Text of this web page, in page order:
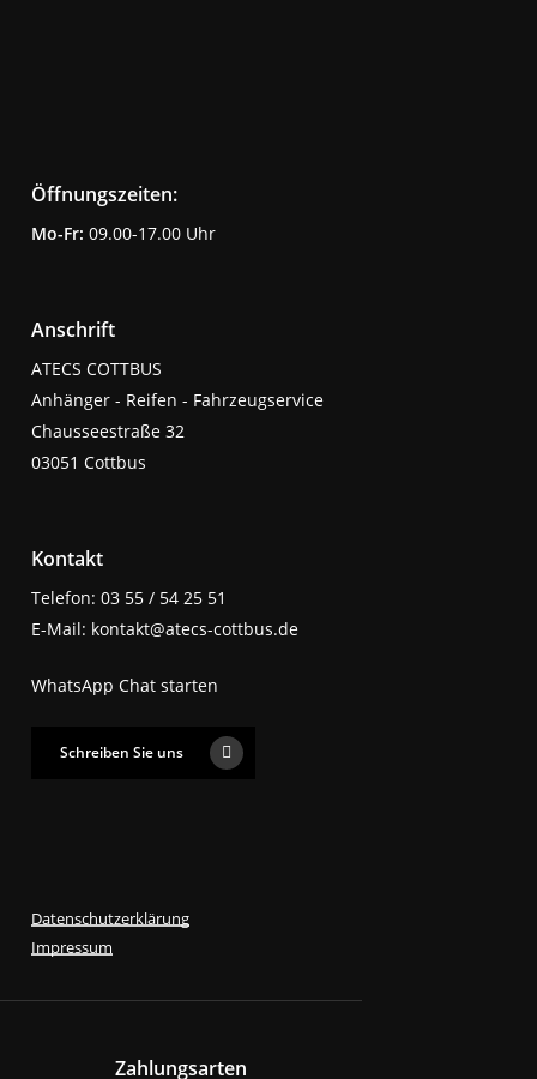
Öffnungszeiten:
Mo-Fr: 09.00-17.00 Uhr
Anschrift
ATECS COTTBUS
Anhänger - Reifen - Fahrzeugservice
Chausseestraße 32
03051 Cottbus
Kontakt
Telefon: 03 55 / 54 25 51
E-Mail: kontakt@atecs-cottbus.de
WhatsApp Chat starten
Schreiben Sie uns
Datenschutzerklärung
Impressum
Zahlungsarten